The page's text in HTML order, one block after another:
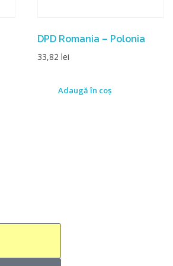
DPD Romania – Polonia
33,82 lei
Adaugă în coș